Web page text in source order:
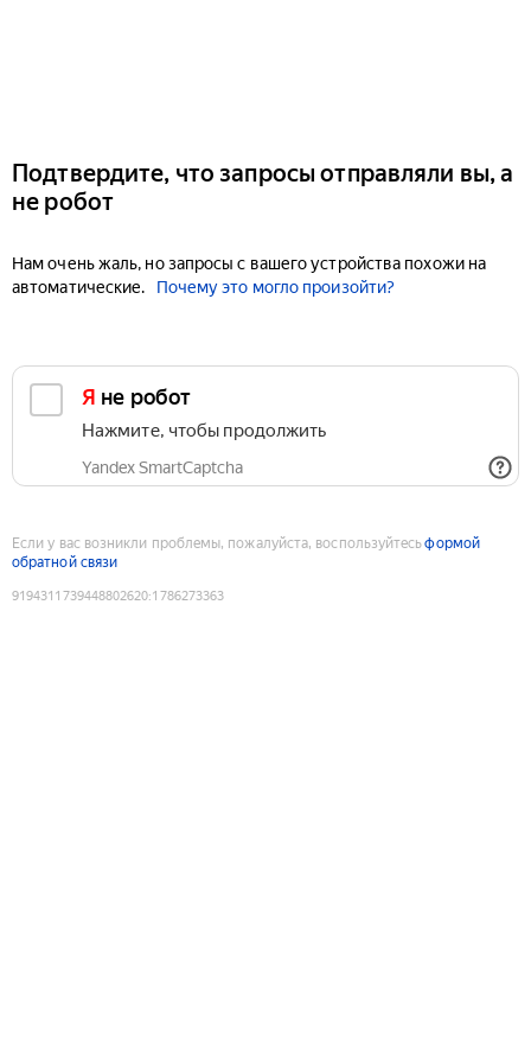
Подтвердите, что запросы отправляли вы, а
не робот
Нам очень жаль, но запросы с вашего устройства похожи на
автоматические.
Почему это могло произойти?
Я не робот
Нажмите, чтобы продолжить
Yandex SmartCaptcha
Если у вас возникли проблемы, пожалуйста, воспользуйтесьформой
обратной связи
9194311739448802620:1786273363